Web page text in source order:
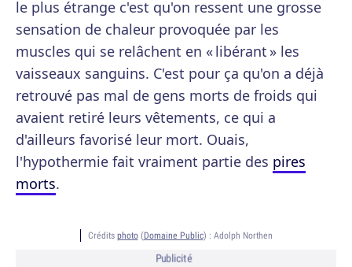
le plus étrange c'est qu'on ressent une grosse
sensation de chaleur provoquée par les
muscles qui se relâchent en « libérant » les
vaisseaux sanguins. C'est pour ça qu'on a déjà
retrouvé pas mal de gens morts de froids qui
avaient retiré leurs vêtements, ce qui a
d'ailleurs favorisé leur mort. Ouais,
l'hypothermie fait vraiment partie des pires
morts.
Crédits photo(Domaine Public) : Adolph Northen
Publicité